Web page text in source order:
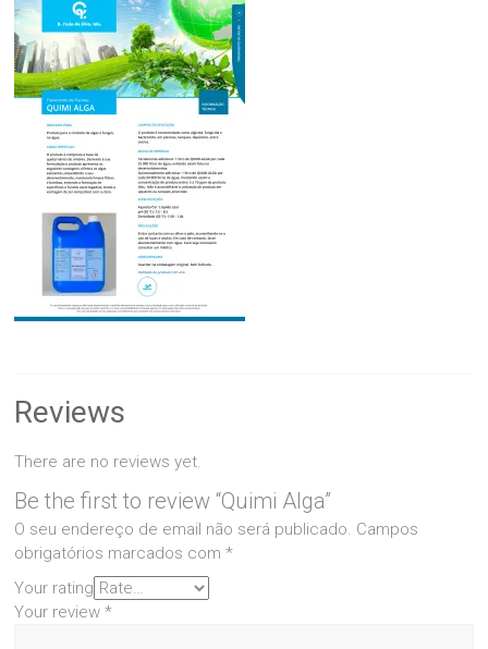
Reviews
There are no reviews yet.
Be the first to review “Quimi Alga”
O seu endereço de email não será publicado. Campos
obrigatórios marcados com*
Your rating
Your review*